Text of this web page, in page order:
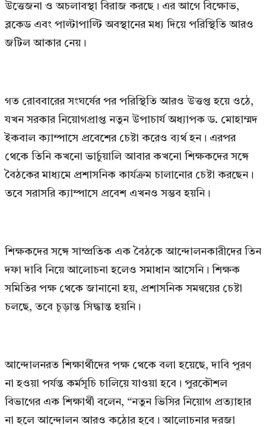
উত্তেজনা ও অচলাবস্থা বিরাজ করছে। এর আগে বিক্ষোভ,
ব্লকেড এবং পাল্টাপাল্টি অবস্থানের মধ্য দিয়ে পরিস্থিতি আরও
জটিল আকার নেয়।
গত রোববারের সংঘর্ষের পর পরিস্থিতি আরও উত্তপ্ত হয়ে ওঠে,
যখন সরকার নিয়োগপ্রাপ্ত নতুন উপাচার্য অধ্যাপক ড. মোহাম্মদ
ইকবাল ক্যাম্পাসে প্রবেশের চেষ্টা করেও ব্যর্থ হন। এরপর
থেকে তিনি কখনো ভার্চুয়ালি আবার কখনো শিক্ষকদের সঙ্গে
বৈঠকের মাধ্যমে প্রশাসনিক কার্যক্রম চালানোর চেষ্টা করছেন।
তবে সরাসরি ক্যাম্পাসে প্রবেশ এখনও সম্ভব হয়নি।
শিক্ষকদের সঙ্গে সাম্প্রতিক এক বৈঠকে আন্দোলনকারীদের তিন
দফা দাবি নিয়ে আলোচনা হলেও সমাধান আসেনি। শিক্ষক
সমিতির পক্ষ থেকে জানানো হয়, প্রশাসনিক সমন্বয়ের চেষ্টা
চলছে, তবে চূড়ান্ত সিদ্ধান্ত হয়নি।
আন্দোলনরত শিক্ষার্থীদের পক্ষ থেকে বলা হয়েছে, দাবি পূরণ
না হওয়া পর্যন্ত কর্মসূচি চালিয়ে যাওয়া হবে। পুরকৌশল
বিভাগের এক শিক্ষার্থী বলেন, “নতুন ভিসির নিয়োগ প্রত্যাহার
না হলে আন্দোলন আরও কঠোর হবে। আলোচনার দরজা